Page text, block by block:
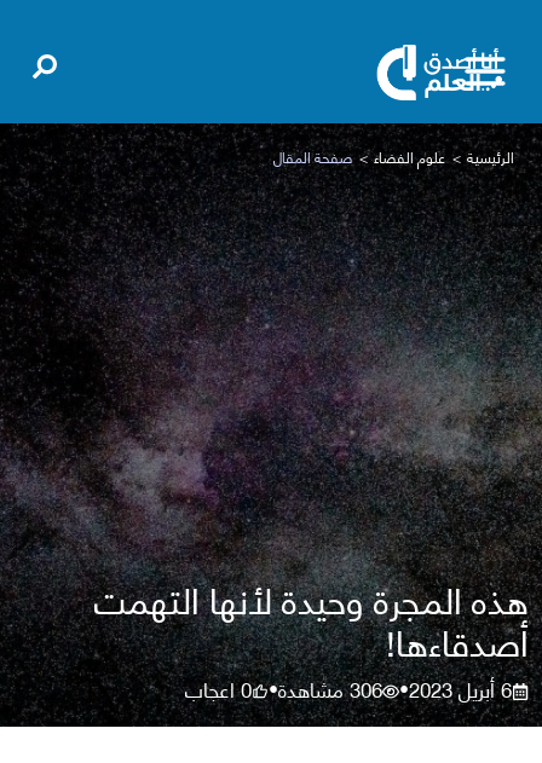
الرئيسية علوم الفضاء صفحة المقال
هذه المجرة وحيدة لأنها التهمت
أصدقاءها!
6 أبريل 2023 •
306مشاهدة•
0اعجاب